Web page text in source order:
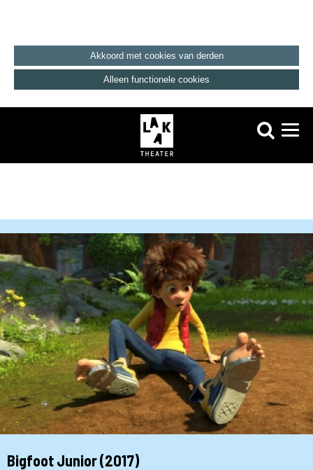
Akkoord met cookies van derden
Alleen functionele cookies
Bigfoot Junior (2017)